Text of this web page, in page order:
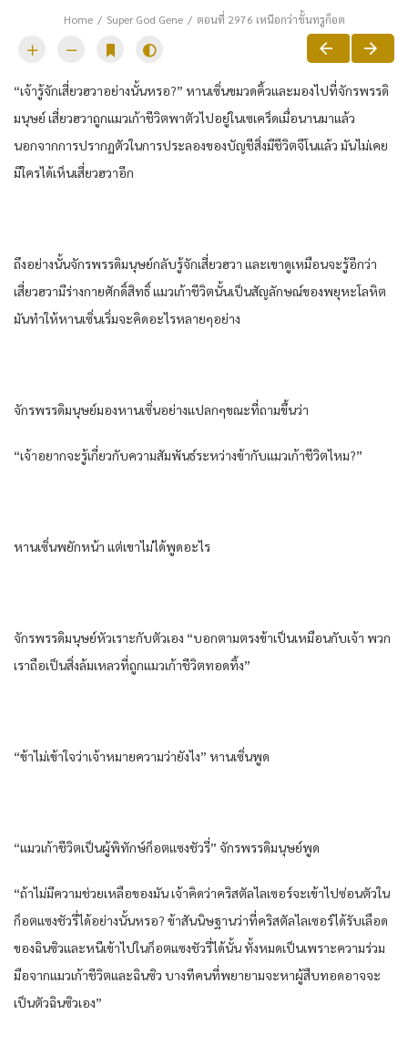
Home Super God Gene ตอนที่ 2976 เหนือกว่าขั้นทรูก็อต
“เจ้ารู้จักเสี่ยวฮวาอย่างนั้นหรอ?” หานเซิ่นขมวดคิ้วและมองไปที่จักรพรรดิ
มนุษย์ เสี่ยวฮวาถูกแมวเก้าชีวิตพาตัวไปอยู่ในเซเคร็ดเมื่อนานมาแล้ว
นอกจากการปรากฏตัวในการประลองของบัญชีสิ่งมีชีวิตจีโนแล้ว มันไม่เคย
มีใครได้เห็นเสี่ยวฮวาอีก
ถึงอย่างนั้นจักรพรรดิมนุษย์กลับรู้จักเสี่ยวฮวา และเขาดูเหมือนจะรู้อีกว่า
เสี่ยวฮวามีร่างกายศักดิ์สิทธิ์ แมวเก้าชีวิตนั้นเป็นสัญลักษณ์ของพยุหะโลหิต
มันทำให้หานเซิ่นเริ่มจะคิดอะไรหลายๆอย่าง
จักรพรรดิมนุษย์มองหานเซิ่นอย่างแปลกๆขณะที่ถามขึ้นว่า
“เจ้าอยากจะรู้เกี่ยวกับความสัมพันธ์ระหว่างข้ากับแมวเก้าชีวิตไหม?”
หานเซิ่นพยักหน้า แต่เขาไม่ได้พูดอะไร
จักรพรรดิมนุษย์หัวเราะกับตัวเอง “บอกตามตรงข้าเป็นเหมือนกับเจ้า พวก
เราถือเป็นสิ่งล้มเหลวที่ถูกแมวเก้าชีวิตทอดทิ้ง”
“ข้าไม่เข้าใจว่าเจ้าหมายความว่ายังไง” หานเซิ่นพูด
“แมวเก้าชีวิตเป็นผู้พิทักษ์ก็อตแซงชัวรี่” จักรพรรดิมนุษย์พูด
“ถ้าไม่มีความช่วยเหลือของมัน เจ้าคิดว่าคริสตัลไลเซอร์จะเข้าไปซ่อนตัวใน
ก็อตแซงชัวรี่ได้อย่างนั้นหรอ? ข้าสันนิษฐานว่าที่คริสตัลไลเซอร์ได้รับเลือด
ของฉินซิวและหนีเข้าไปในก็อตแซงชัวรี่ได้นั้น ทั้งหมดเป็นเพราะความร่วม
มือจากแมวเก้าชีวิตและฉินซิว บางทีคนที่พยายามจะหาผู้สืบทอดอาจจะ
เป็นตัวฉินซิวเอง”